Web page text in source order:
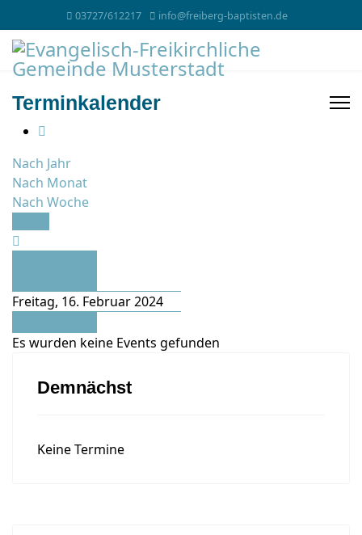
03727/612217 info@freiberg-baptisten.de
Terminkalender
Nach Jahr
Nach Monat
Nach Woche
Freitag, 16. Februar 2024
Es wurden keine Events gefunden
Demnächst
Keine Termine